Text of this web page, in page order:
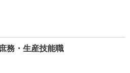
務・生産技能職